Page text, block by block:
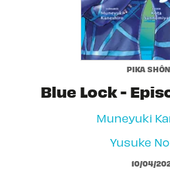
PIKA
Blue Lock -
Muneyuki
Yusuke
10/04/